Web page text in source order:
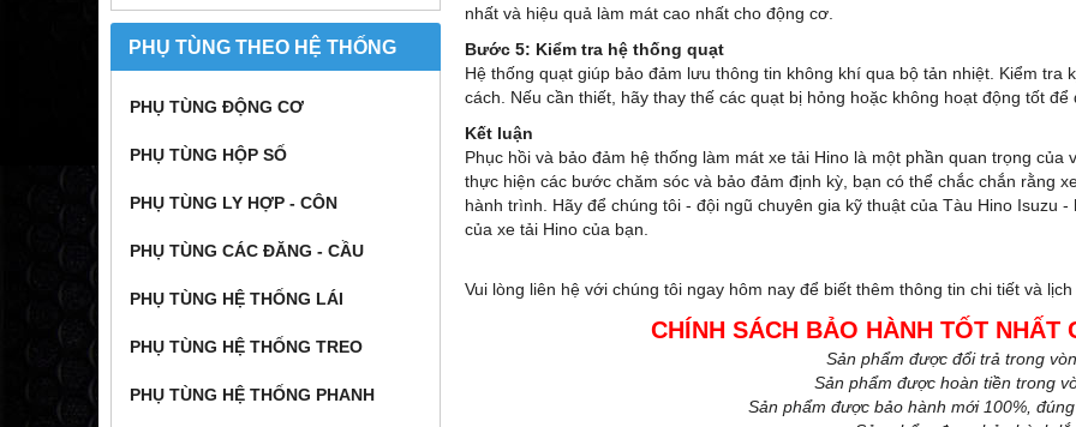
PHỤ TÙNG THEO HỆ THỐNG
PHỤ TÙNG ĐỘNG CƠ
PHỤ TÙNG HỘP SỐ
PHỤ TÙNG LY HỢP - CÔN
PHỤ TÙNG CÁC ĐĂNG - CẦU
PHỤ TÙNG HỆ THỐNG LÁI
PHỤ TÙNG HỆ THỐNG TREO
PHỤ TÙNG HỆ THỐNG PHANH
nhất và hiệu quả làm mát cao nhất cho động cơ.
Bước 5: Kiểm tra hệ thống quạt
Hệ thống quạt giúp bảo đảm lưu thông tin không khí qua bộ tản nhiệt. Kiểm tra
cách. Nếu cần thiết, hãy thay thế các quạt bị hỏng hoặc không hoạt động tốt để
Kết luận
Phục hồi và bảo đảm hệ thống làm mát xe tải Hino là một phần quan trọng
thực hiện các bước chăm sóc và bảo đảm định kỳ, bạn có thể chắc chắn rằng
hành trình. Hãy để chúng tôi - đội ngũ chuyên gia kỹ thuật của Tàu Hino Isuzu
của xe tải Hino của bạn.
Vui lòng liên hệ với chúng tôi ngay hôm nay để biết thêm thông tin chi tiết và
CHÍNH SÁCH BẢO HÀNH TỐT NHẤT
Sản phẩm được đổi trả trong
Sản phẩm được hoàn tiền trong
Sản phẩm được bảo hành mới 100%,